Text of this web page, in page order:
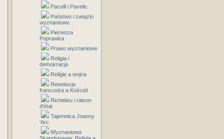
Pacelli i Pavelic
Państwo i związki
wyznaniowe
Pierwsza
Poprawka
Prawo wyznaniowe
Religia i
demokracja
Religie a wojna
Rewolucja
francuska a Kościół
Richelieu i raison
d'état
Tajemnica Joanny
'Arc
Wyznaniowa